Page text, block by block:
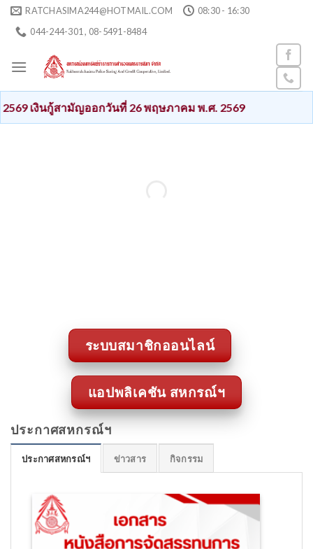
Skip RATCHASIMA244@HOTMAIL.COM
08:30 - 16:30
044-244-301 , 08-5491-8484
นกู้สามัญออกวันที่ 26 พฤษภาคม พ.ศ. 2569
ระบบสมาชิกออนไลน์
แอปพลิเคชัน สหกรณ์ฯ
ประกาศสหกรณ์ฯ
ประกาศสหกรณ์ฯ ข่าวสาร กิจกรรม